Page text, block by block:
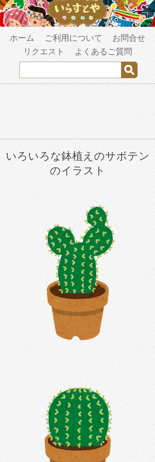
ホーム ご利用について
お問合せ
リクエスト
よくあるご質問
いろいろな鉢植えのサボテン
のイラスト